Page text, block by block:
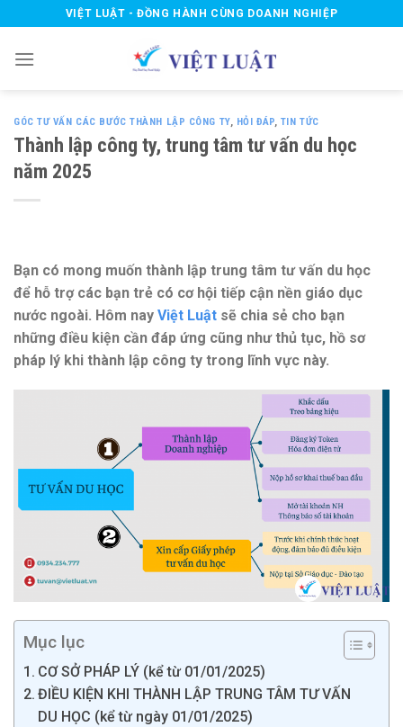
to
content
VIỆT LUẬT - ĐỒNG HÀNH CÙNG DOANH NGHIỆP
GÓC TƯ VẤN CÁC BƯỚC THÀNH LẬP CÔNG TY, HỎI ĐÁP, TIN TỨC
Thành lập công ty, trung tâm tư vấn du học
năm 2025
Bạn có mong muốn thành lập trung tâm tư vấn du học
để hỗ trợ các bạn trẻ có cơ hội tiếp cận nền giáo dục
nước ngoài. Hôm nay Việt Luật sẽ chia sẻ cho bạn
những điều kiện cần đáp ứng cũng như thủ tục, hồ sơ
pháp lý khi thành lập công ty trong lĩnh vực này.
Mục lục
CƠ SỞ PHÁP LÝ (kể từ 01/01/2025)
ĐIỀU KIỆN KHI THÀNH LẬP TRUNG TÂM TƯ VẤN
DU HỌC (kể từ ngày 01/01/2025)